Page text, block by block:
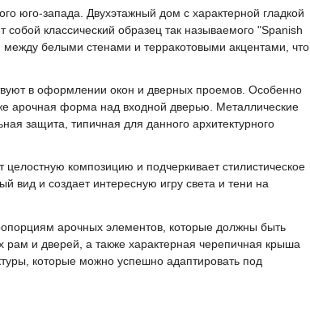
юго-запада. Двухэтажный дом с характерной гладкой
классический образец так называемого "Spanish
белыми стенами и терракотовыми акцентами, что
в оформлении окон и дверных проемов. Особенно
арочная форма над входной дверью. Металлические
защита, типичная для данного архитектурного
композицию и подчеркивает стилистическое
вид и создает интересную игру света и тени на
арочных элементов, которые должны быть
рам и дверей, а также характерная черепичная крыша
которые можно успешно адаптировать под